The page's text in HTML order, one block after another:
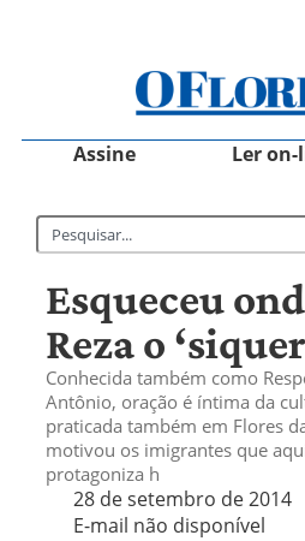
Assine Ler
Esqueceu
Reza o
Conhecida também como
Antônio, oração é íntima da
praticada também em Flores
motivou os imigrantes que
protagoniza h
28 de setembro de 2014
E-mail não disponível